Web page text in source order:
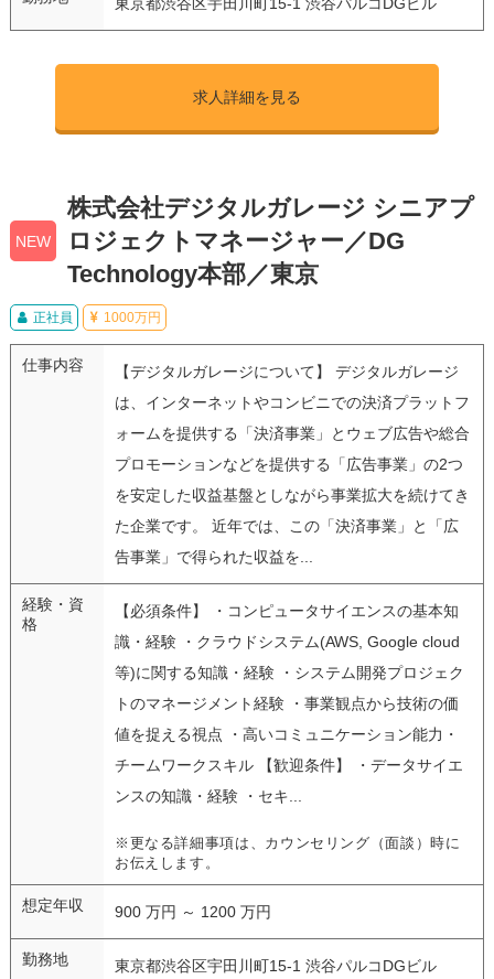
求人詳細を見る
NEW
株式会社デジタルガレージ シニアプ
ロジェクトマネージャー／DG
Technology本部／東京
正社員 1000万円
仕事内容
【デジタルガレージについて】 デジタルガレージ
は、インターネットやコンビニでの決済プラットフ
ォームを提供する「決済事業」とウェブ広告や総合
プロモーションなどを提供する「広告事業」の2つ
を安定した収益基盤としながら事業拡大を続けてき
た企業です。 近年では、この「決済事業」と「広
告事業」で得られた収益を...
経験・資
格
【必須条件】 ・コンピュータサイエンスの基本知
識・経験 ・クラウドシステム(AWS, Google cloud
等)に関する知識・経験 ・システム開発プロジェク
トのマネージメント経験 ・事業観点から技術の価
値を捉える視点 ・高いコミュニケーション能力・
チームワークスキル 【歓迎条件】 ・データサイエ
ンスの知識・経験 ・セキ...
※更なる詳細事項は、カウンセリング（面談）時に
お伝えします。
想定年収 900 万円 ～ 1200 万円
勤務地 東京都渋谷区宇田川町15-1 渋谷パルコDGビル